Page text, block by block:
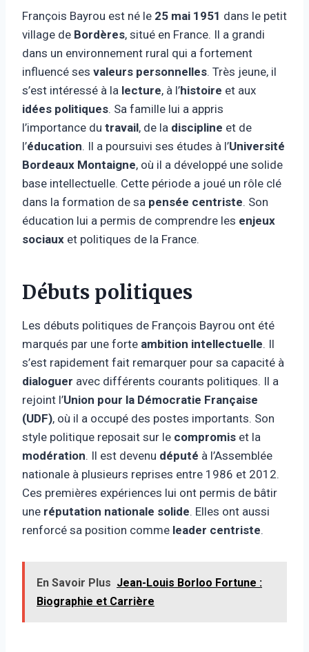
François Bayrou est né le 25 mai 1951 dans le petit
village de Bordères, situé en France. Il a grandi
dans un environnement rural qui a fortement
influencé ses valeurs personnelles. Très jeune, il
s’est intéressé à la lecture, à l’histoire et aux
idées politiques. Sa famille lui a appris
l’importance du travail, de la discipline et de
l’éducation. Il a poursuivi ses études à l’Université
Bordeaux Montaigne, où il a développé une solide
base intellectuelle. Cette période a joué un rôle clé
dans la formation de sa pensée centriste. Son
éducation lui a permis de comprendre les enjeux
sociaux et politiques de la France.
Débuts politiques
Les débuts politiques de François Bayrou ont été
marqués par une forte ambition intellectuelle. Il
s’est rapidement fait remarquer pour sa capacité à
dialoguer avec différents courants politiques. Il a
rejoint l’Union pour la Démocratie Française
(UDF), où il a occupé des postes importants. Son
style politique reposait sur le compromis et la
modération. Il est devenu député à l’Assemblée
nationale à plusieurs reprises entre 1986 et 2012.
Ces premières expériences lui ont permis de bâtir
une réputation nationale solide. Elles ont aussi
renforcé sa position comme leader centriste.
En Savoir Plus Jean-Louis Borloo Fortune :
Biographie et Carrière